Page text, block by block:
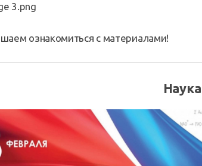
ознакомиться с материалами!